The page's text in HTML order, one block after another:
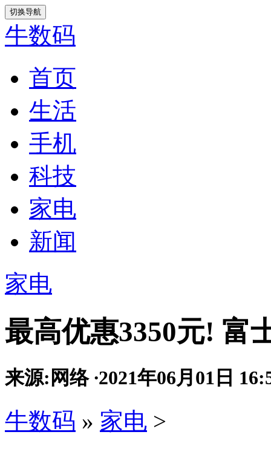
切换导航
牛数码
首页
生活
手机
科技
家电
新闻
家电
最高优惠3350元! 富
来源:网络 ·2021年06月01日
牛数码 » 家电 >